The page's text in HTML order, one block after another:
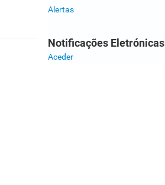
Alertas
Notificações Eletrónicas
Aceder